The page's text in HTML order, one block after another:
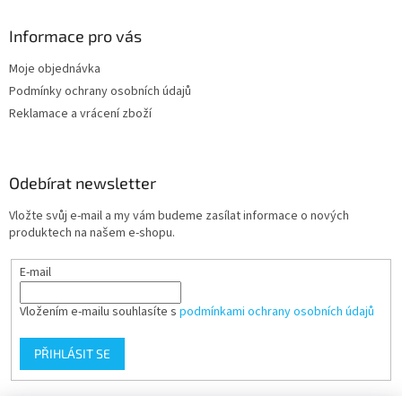
Informace pro vás
Moje objednávka
Podmínky ochrany osobních údajů
Reklamace a vrácení zboží
Odebírat newsletter
Vložte svůj e-mail a my vám budeme zasílat informace o nových
produktech na našem e-shopu.
E-mail
Vložením e-mailu souhlasíte s podmínkami ochrany osobních údajů
PŘIHLÁSIT SE